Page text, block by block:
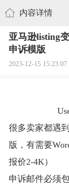
内容详情
亚马逊listing
申诉模版
2023-12-15
很多卖家都遇
版，有需要
报价2-4K ）
申诉邮件必须